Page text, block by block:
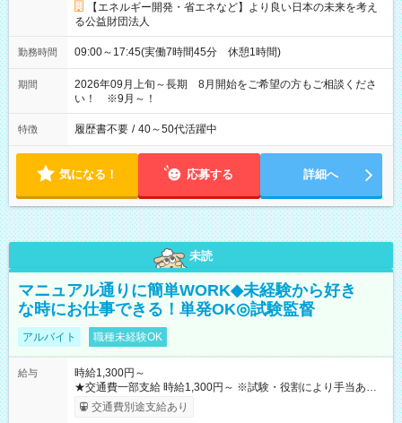
【エネルギー開発・省エネなど】より良い日本の未来を考え
る公益財団法人
勤務時間 09:00～17:45(実働7時間45分 休憩1時間)
期間
2026年09月上旬～長期 8月開始をご希望の方もご相談くださ
い！ ※9月～！
特徴 履歴書不要 / 40～50代活躍中
気になる！ 応募する 詳細へ
未読
マニュアル通りに簡単WORK◆未経験から好き
な時にお仕事できる！単発OK◎試験監督
アルバイト 職種未経験OK
給与
時給1,300円～
★交通費一部支給 時給1,300円～ ※試験・役割により手当あり
※勤務回数により昇給あり 【即給（前払い）オプションあ
り！】 希望される場合、勤務から1週間ほどで給与の一部を受け
交通費別途支給あり